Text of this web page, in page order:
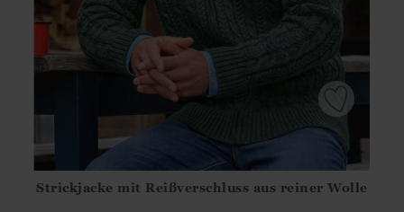
Strickjacke mit Reißverschluss aus reiner Wolle